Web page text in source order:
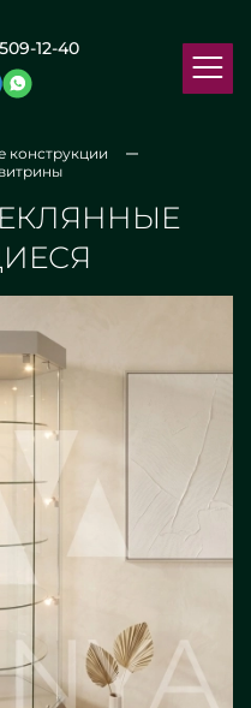
12-40
конструкции